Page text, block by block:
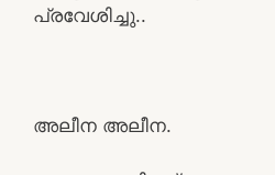
പ്രവേശിച്ചു..
അലീന അലീന.